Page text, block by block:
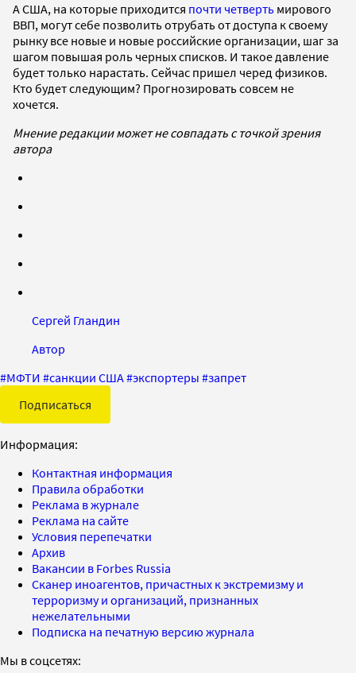
А США, на которые приходится почти четверть мирового
ВВП, могут себе позволить отрубать от доступа к своему
рынку все новые и новые российские организации, шаг за
шагом повышая роль черных списков. И такое давление
будет только нарастать. Сейчас пришел черед физиков.
Кто будет следующим? Прогнозировать совсем не
хочется.
Мнение редакции может не совпадать с точкой зрения
автора
Сергей Гландин
Автор
#МФТИ #санкции США#экспортеры #запрет
Подписаться
Информация:
Контактная информация
Правила обработки
Реклама в журнале
Реклама на сайте
Условия перепечатки
Архив
Вакансии в Forbes Russia
Сканер иноагентов, причастных к экстремизму и
терроризму и организаций, признанных
нежелательными
Подписка на печатную версию журнала
Мы в соцсетях: